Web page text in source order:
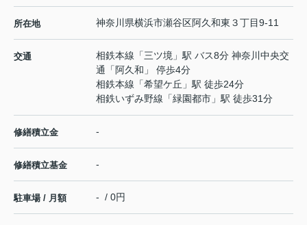
所在地 神奈川県横浜市瀬谷区阿久和東 ３丁目9-11
交通 相鉄本線 「三ツ境 」駅 バス8分 神奈川中央交
通「阿久和」 停歩4分
相鉄本線 「希望ケ丘 」駅 徒歩24分
相鉄いずみ野線 「緑園都市 」駅 徒歩31分
修繕積立金 -
修繕積立基金 -
駐車場 / 月額 - / 0円